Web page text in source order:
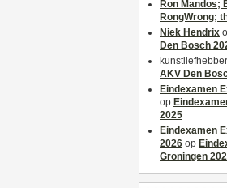
Ron Mandos;
RongWrong;
Niek Hendrix
Den Bosch
kunstliefhebber
AKV Den
Eindexamen
op
2025
Eindexamen
2026 op
Groningen